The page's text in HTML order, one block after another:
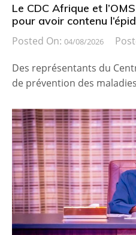
Le CDC Afrique et
pour avoir contenu
Posted On: 04/08/2026
Des représentants du
de prévention des